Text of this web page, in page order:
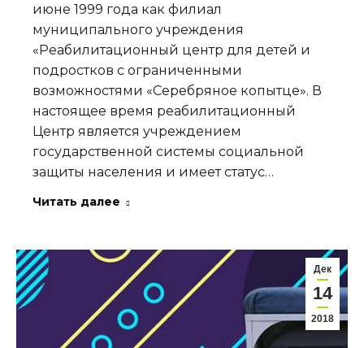
июне 1999 года как филиал
муниципального учреждения
«Реабилитационный центр для детей и
подростков с ограниченными
возможностями «Серебряное копытце». В
настоящее время реабилитационный
Центр является учреждением
государственной системы социальной
защиты населения и имеет статус…
Читать далее
Дек
14
2018